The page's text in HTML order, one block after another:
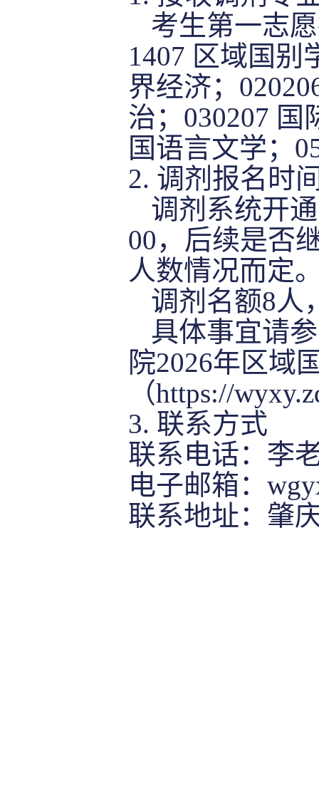
考生第一志
1407 区域国别
界经济；
治； 030207 国
国语言文学；
2. 调剂报名时
调剂系统开通
00，后续是否
人数情况而定
调剂名额8人
具体事宜请
院2026年区域
（https://
3. 联系方式
联系电话：李
电子邮箱：
联系地址：肇